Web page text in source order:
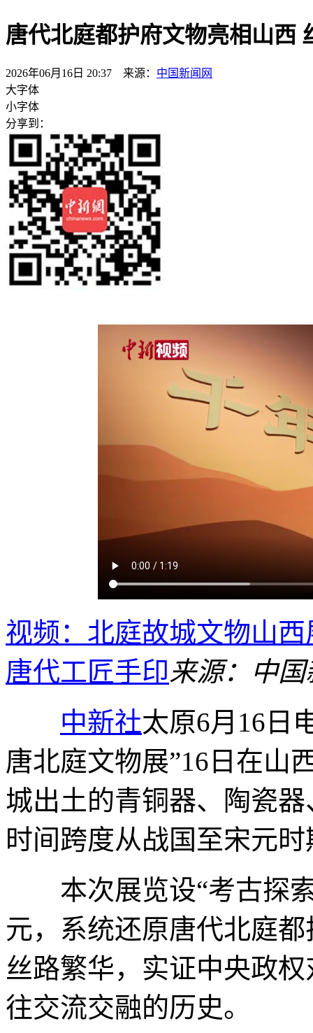
唐代北庭都护府文物亮相山西
2026年06月16日 20:37 来源： 中国新闻网
大字体
小字体
分享到：
视频：北庭故城文物山
唐代工匠手印来源：中
中新社太原6月16日
唐北庭文物展”16日在山
城出土的青铜器、陶瓷
时间跨度从战国至宋元时
本次展览设“考古探索
元，系统还原唐代北庭
丝路繁华，实证中央政
往交流交融的历史。